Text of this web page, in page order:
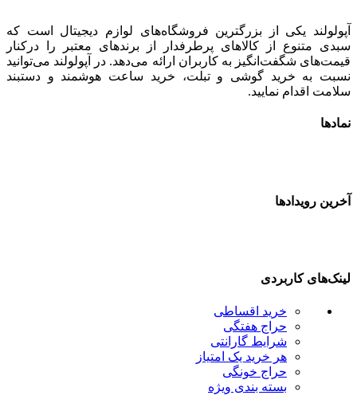
یکی از بزرگترین فروشگاه‌های لوازم دیجیتال است که
متنوع از کالاهای پرطرفدار از برندهای معتبر را درکنار
شگفت‌انگیز به کاربران ارائه می‌دهد. در آپولولند می‌توانید
به خرید گوشی و تبلت، خرید ساعت هوشمند و دستبند
اقدام نمایید.
رویدادها
کاربردی
خرید اقساطی
حراج هفتگی
شرایط گارانتی
هر خرید یک امتیاز
حراج خونگی
بسته بندی ویژه